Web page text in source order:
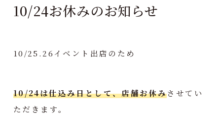
10/24お休みのお知らせ
10/25.26イベント出店のため
10/24は仕込み日として、店舗お休みさせてい
ただきます。